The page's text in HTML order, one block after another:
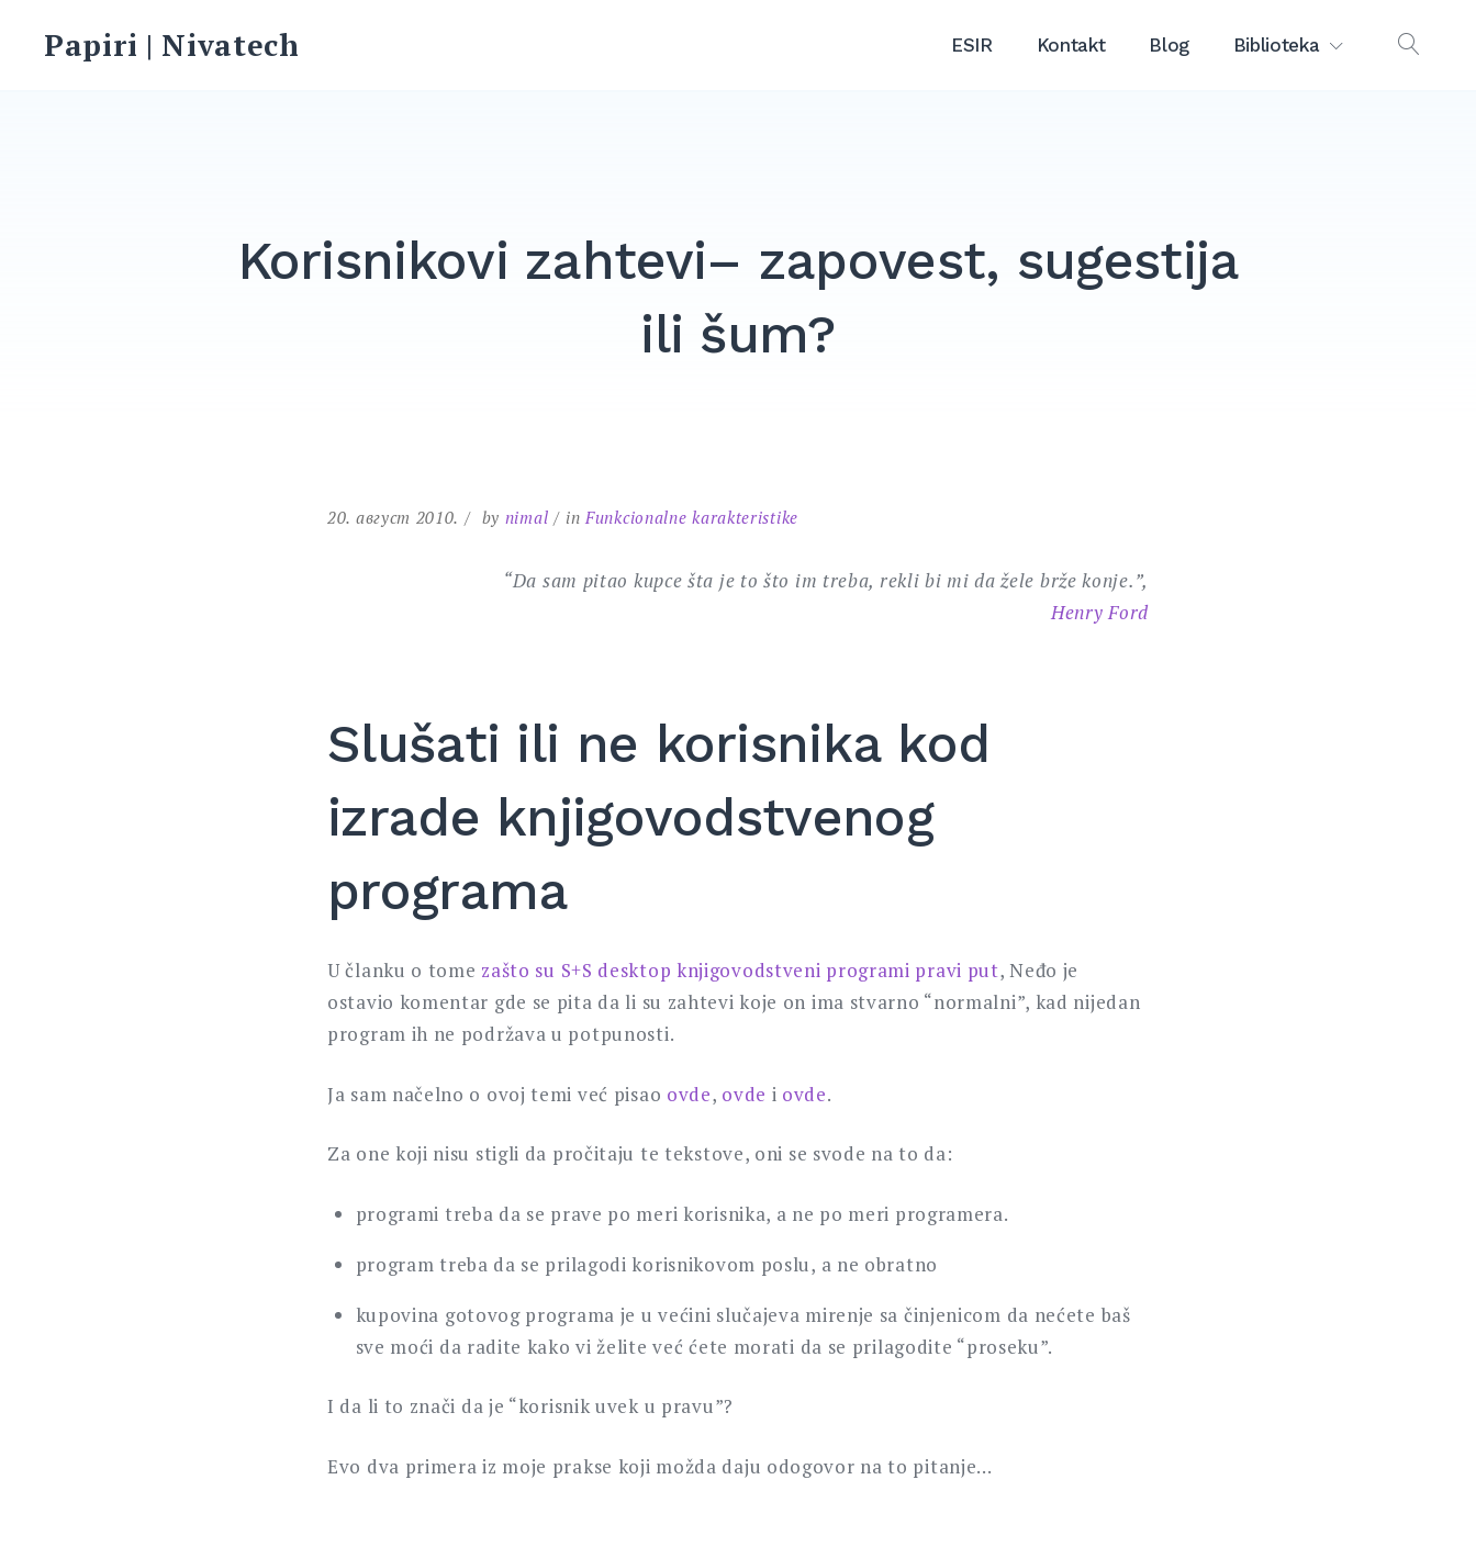
Papiri | Nivatech ESIR Kontakt Blog Biblioteka
Korisnikovi zahtevi– zapovest, sugestija
ili šum?
20. август 2010. by nimal inFunkcionalne karakteristike
“Da sam pitao kupce šta je to što im treba, rekli bi mi da žele brže konje.”,
Henry Ford
Slušati ili ne korisnika kod
izrade knjigovodstvenog
programa
U članku o tome zašto su S+S desktop knjigovodstveni programi pravi put, Neđo je
ostavio komentar gde se pita da li su zahtevi koje on ima stvarno “normalni”, kad nijedan
program ih ne podržava u potpunosti.
Ja sam načelno o ovoj temi već pisao ovde, ovde i ovde.
Za one koji nisu stigli da pročitaju te tekstove, oni se svode na to da:
programi treba da se prave po meri korisnika, a ne po meri programera.
program treba da se prilagodi korisnikovom poslu, a ne obratno
kupovina gotovog programa je u većini slučajeva mirenje sa činjenicom da nećete baš
sve moći da radite kako vi želite već ćete morati da se prilagodite “proseku”.
I da li to znači da je “korisnik uvek u pravu”?
Evo dva primera iz moje prakse koji možda daju odogovor na to pitanje…